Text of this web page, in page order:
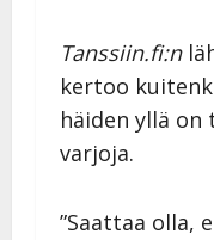
Tanssiin.fi:n
kertoo
häiden yllä on
varjoja.
”Saattaa olla,